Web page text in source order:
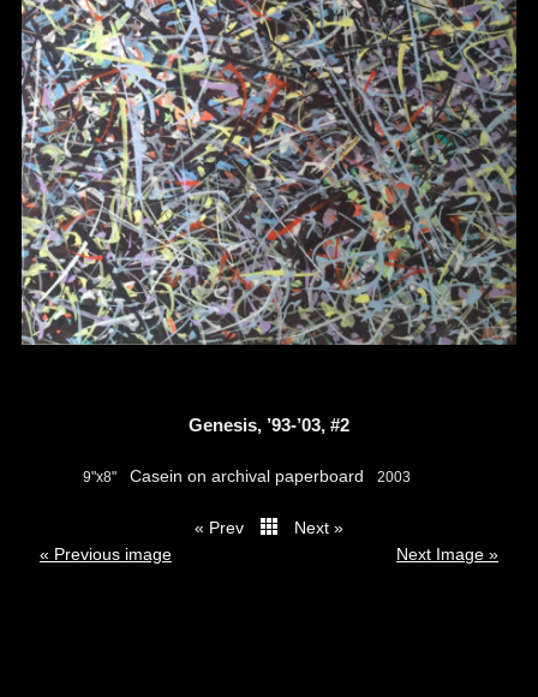
Genesis, ’93-’03, #2
9"x8" Casein on archival paperboard 2003
« Prev
Next »
« Previous image
Next Image »